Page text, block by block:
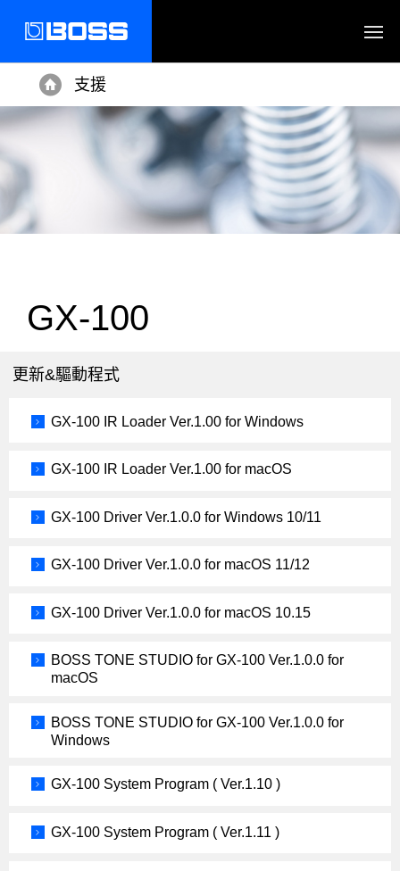
Home
支援
GX-100
更新&驅動程式
GX-100 IR Loader Ver.1.00 for Windows
GX-100 IR Loader Ver.1.00 for macOS
GX-100 Driver Ver.1.0.0 for Windows 10/11
GX-100 Driver Ver.1.0.0 for macOS 11/12
GX-100 Driver Ver.1.0.0 for macOS 10.15
BOSS TONE STUDIO for GX-100 Ver.1.0.0 for
macOS
BOSS TONE STUDIO for GX-100 Ver.1.0.0 for
Windows
GX-100 System Program ( Ver.1.10 )
GX-100 System Program ( Ver.1.11 )